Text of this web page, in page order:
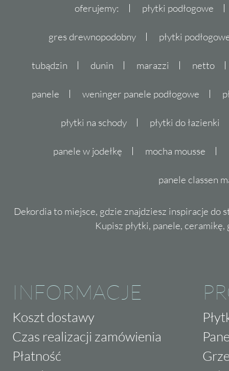
oferujemy: płytki podłogowe
gres drewnopodobny płytki
tubądzin dunin marazzi netto
panele weninger panele podłogowe
płytki na schody płytki do łazienki
panele w jodełkę mocha mousse
panele classen
Dekordia to miejsce, gdzie znajdziesz inspiracje do
Kupisz płytki, panele,
INFORMACJE
Koszt dostawy
Czas realizacji zamówienia
Płatność